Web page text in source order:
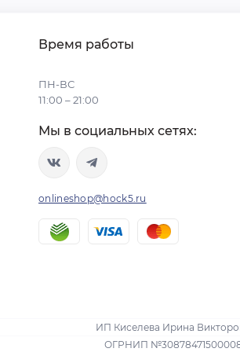
Время работы
ПН-ВС
11:00 – 21:00
Мы в социальных сетях:
onlineshop@hock5.ru
ИП Киселева Ирина
ОГРНИП